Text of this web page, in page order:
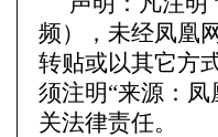
频），未经凤凰
转贴或以其它方
须注明“来源：
关法律责任。